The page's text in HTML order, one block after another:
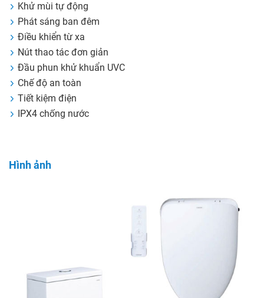
Khử mùi tự động
Phát sáng ban đêm
Điều khiển từ xa
Nút thao tác đơn giản
Đầu phun khử khuẩn UVC
Chế độ an toàn
Tiết kiệm điện
IPX4 chống nước
Hình ảnh